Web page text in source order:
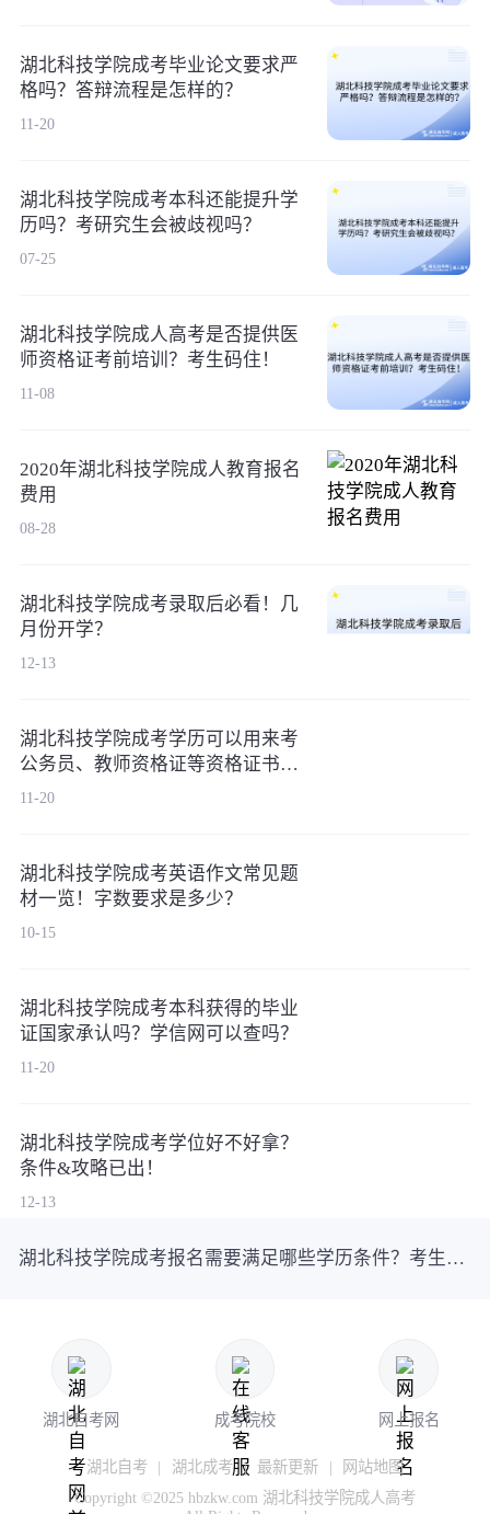
湖北科技学院成考毕业论文要求严
格吗？答辩流程是怎样的？
11-20
湖北科技学院成考本科还能提升学
历吗？考研究生会被歧视吗？
07-25
湖北科技学院成人高考是否提供医
师资格证考前培训？考生码住！
11-08
2020年湖北科技学院成人教育报名
费用
08-28
湖北科技学院成考录取后必看！几
月份开学？
12-13
湖北科技学院成考学历可以用来考
公务员、教师资格证等资格证书
吗？
11-20
湖北科技学院成考英语作文常见题
材一览！字数要求是多少？
10-15
湖北科技学院成考本科获得的毕业
证国家承认吗？学信网可以查吗？
11-20
湖北科技学院成考学位好不好拿？
条件&攻略已出！
12-13
湖北科技学院成考报名需要满足哪些学历条件？考生速看！
湖北自考网 成考院校 网上报名
湖北自考 | 湖北成考 | 最新更新 |
网站地图
Copyright ©2025 hbzkw.com 湖北科技学院成人高考